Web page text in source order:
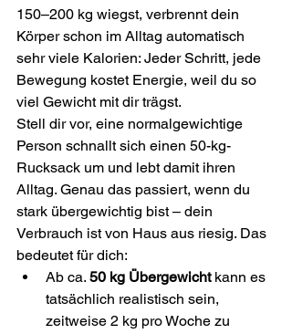
150–200 kg wiegst, verbrennt dein
Körper schon im Alltag automatisch
sehr viele Kalorien: Jeder Schritt, jede
Bewegung kostet Energie, weil du so
viel Gewicht mit dir trägst.
Stell dir vor, eine normalgewichtige
Person schnallt sich einen 50-kg-
Rucksack um und lebt damit ihren
Alltag. Genau das passiert, wenn du
stark übergewichtig bist – dein
Verbrauch ist von Haus aus riesig. Das
bedeutet für dich:
Ab ca. 50 kg Übergewicht kann es
tatsächlich realistisch sein,
zeitweise 2 kg pro Woche zu